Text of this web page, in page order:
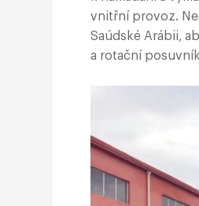
vnitřní provoz.
Saúdské Arábii,
a rotační